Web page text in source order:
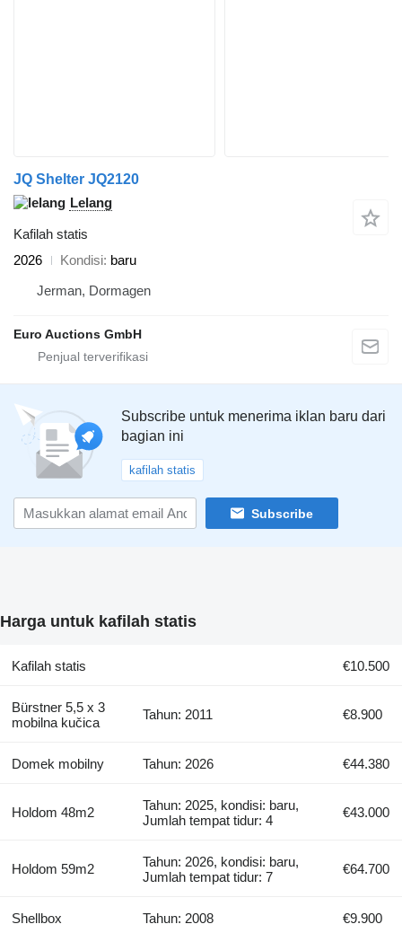
JQ Shelter JQ2120
Lelang
Kafilah statis
2026
Kondisi baru
Jerman, Dormagen
Euro Auctions GmbH
Subscribe untuk menerima iklan baru dari
bagian ini
kafilah statis
Subscribe
Harga untuk kafilah statis
Kafilah statis €10.500
Bürstner 5,5 x 3
mobilna kučica
Tahun: 2011 €8.900
Domek mobilny Tahun: 2026 €44.380
Holdom 48m2
Tahun: 2025, kondisi: baru,
Jumlah tempat tidur: 4
€43.000
Holdom 59m2
Tahun: 2026, kondisi: baru,
Jumlah tempat tidur: 7
€64.700
Shellbox Tahun: 2008 €9.900